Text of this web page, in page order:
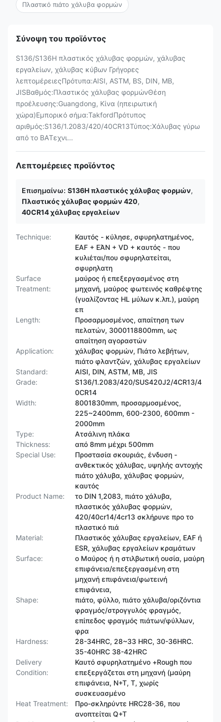
Πλαστικό πιάτο χάλυβα φορμών
Σύνοψη του προϊόντος
S136/S136H πλαστικός χάλυβας φορμών, χάλυβας
εργαλείων, χάλυβας κύβων Γρήγορες
λεπτομέρειεςΠρότυπα:AISI, ASTM, BS, DIN, ΜΒ,
JISΒαθμός:Πλαστικός χάλυβας φορμώνΘέση
προέλευσης:Guangdong, Κίνα (ηπειρωτική
χώρα)Εμπορικό σήμα:TakfordΠρότυπος
αριθμός:S136/1.2083/420/40CR13Τύπος:Χάλυβας γύρω
από το BAΤεχνι...
Λεπτομέρειες προϊόντος
Επισημαίνω: S136H πλαστικός χάλυβας φορμών,
Πλαστικός χάλυβας φορμών 420,
40CR14 χάλυβας εργαλείων
Technique:
Καυτός - κύλησε, σφυρηλατημένος,
EAF + ΕΆΝ + VD + καυτός - που
κυλιέται/που σφυρηλατείται,
σφυρηλατη
Surface
Treatment:
μαύρος ή επεξεργασμένος στη
μηχανή, μαύρος φωτεινός καθρέφτης
(γυαλίζοντας HL μύλων κ.λπ.), μαύρη
επ
Length:
Προσαρμοσμένος, απαίτηση των
πελατών, 3000118800mm, ως
απαίτηση αγοραστών
Application:
χάλυβας φορμών, Πιάτο λεβήτων,
πιάτο φλαντζών, χάλυβας εργαλείων
Standard:
AISI, DIN, ASTM, ΜΒ, JIS
Grade:
S136/1.2083/420/SUS420J2/4CR13/4
0CR14
Width:
8001830mm, προσαρμοσμένος,
225~2400mm, 600-2300, 600mm -
2000mm
Type:
Ατσάλινη πλάκα
Thickness:
από 8mm μέχρι 500mm
Special Use:
Προστασία σκουριάς, ένδυση -
ανθεκτικός χάλυβας, υψηλής αντοχής
πιάτο χάλυβα, χάλυβας φορμών,
καυτός
Product Name:
το DIN 1,2083, πιάτο χάλυβα,
πλαστικός χάλυβας φορμών,
420/40cr14/4cr13 σκλήρυνε προ το
πλαστικό πιά
Material:
Πλαστικός χάλυβας εργαλείων, EAF ή
ESR, χάλυβας εργαλείων κραμάτων
Surface:
ο Μαύρος ή η στιλβωτική ουσία, μαύρη
επιφάνεια/επεξεργασμένη στη
μηχανή επιφάνεια/φωτεινή
επιφάνεια,
Shape:
πιάτο, φύλλο, πιάτο χάλυβα/οριζόντια
φραγμός/στρογγυλός φραγμός,
επίπεδος φραγμός πιάτων/φύλλων,
φρα
Hardness:
28-34HRC, 28~33 HRC, 30-36HRC.
35-40HRC 38-42HRC
Delivery
Condition:
Καυτό σφυρηλατημένο +Rough που
επεξεργάζεται στη μηχανή (μαύρη
επιφάνεια, N+T, Τ, χωρίς
συσκευασμένο
Heat Treatment:
Προ-σκληρύντε HRC28-36, που
ανοπτείται Q+T